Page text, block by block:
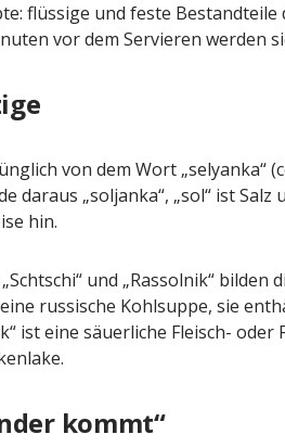
flüssige und feste Bestandteile
vor dem Servieren werden
von dem Wort „selyanka“
daraus „soljanka“, „sol“ ist Salz
hin.
und „Rassolnik“ bilden
russische Kohlsuppe, sie
ist eine säuerliche Fleisch- oder
kommt“
Woher kommt der Honig? –
EU-Regeln gelten 14. Juni